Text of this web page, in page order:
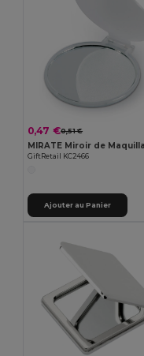
0,47 €0,51 €
GiftRetail KC2466
Ajouter au Panier